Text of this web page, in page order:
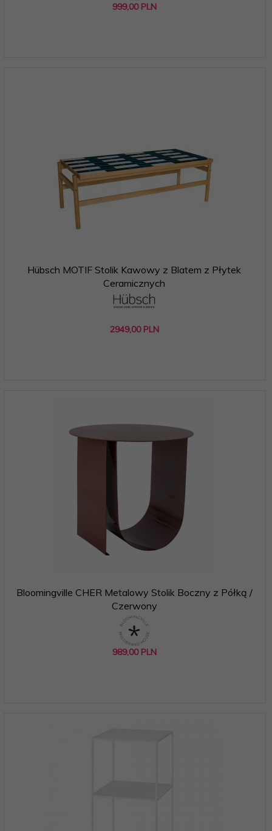
999,00 PLN
Hübsch MOTIF Stolik Kawowy z Blatem z Płytek
Ceramicznych
2949,00 PLN
Bloomingville CHER Metalowy Stolik Boczny z Półką /
Czerwony
989,00 PLN